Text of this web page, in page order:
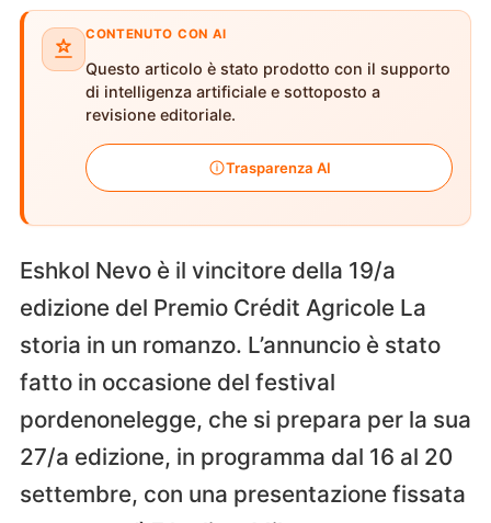
CONTENUTO CON AI
Questo articolo è stato prodotto con il supporto
di intelligenza artificiale e sottoposto a
revisione editoriale.
Trasparenza AI
Eshkol Nevo è il vincitore della 19/a
edizione del Premio Crédit Agricole La
storia in un romanzo. L’annuncio è stato
fatto in occasione del festival
pordenonelegge, che si prepara per la sua
27/a edizione, in programma dal 16 al 20
settembre, con una presentazione fissata